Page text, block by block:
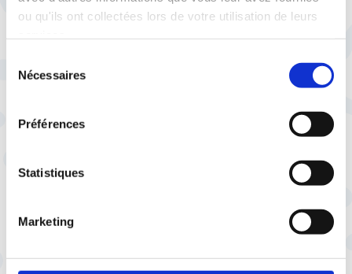
ou qu'ils ont collectées lors de votre utilisation de leurs
Nécessaires
Préférences
Statistiques
Marketing
La CFTC décrypte vos droits sur